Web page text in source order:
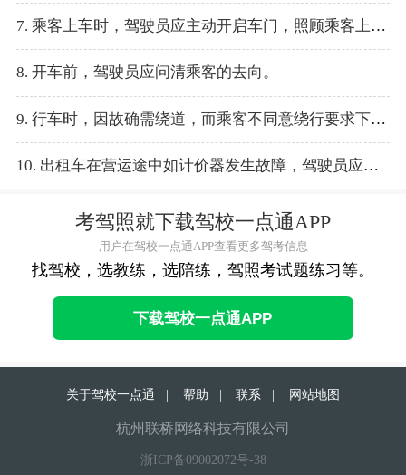
7. 乘客上车时，驾驶员应主动开启车门，照顾乘客上车，帮助乘客提拿放置行包，提醒坐在前排的乘客系好安全带，注意乘车安全。
8. 开车前，驾驶员应问清乘客的去向。
9. 行车时，因故确需绕道，而乘客不同意绕行要求下车时，可以不让乘客下车。
10. 出租车在营运途中如计价器发生故障，驾驶员应立即向乘客说明情况，并提醒乘客按里程表显示里程计收车费。
考驾照就下载驾校一点通APP
用户在驾校一点通APP查看更多驾考信息
找驾校，选教练，选陪练，驾照考试题练习等。
下载驾校一点通APP
关于驾校一点通 | 帮助 | 联系 | 网站地图
杭州联桥网络科技有限公司
浙ICP备09002072号-38